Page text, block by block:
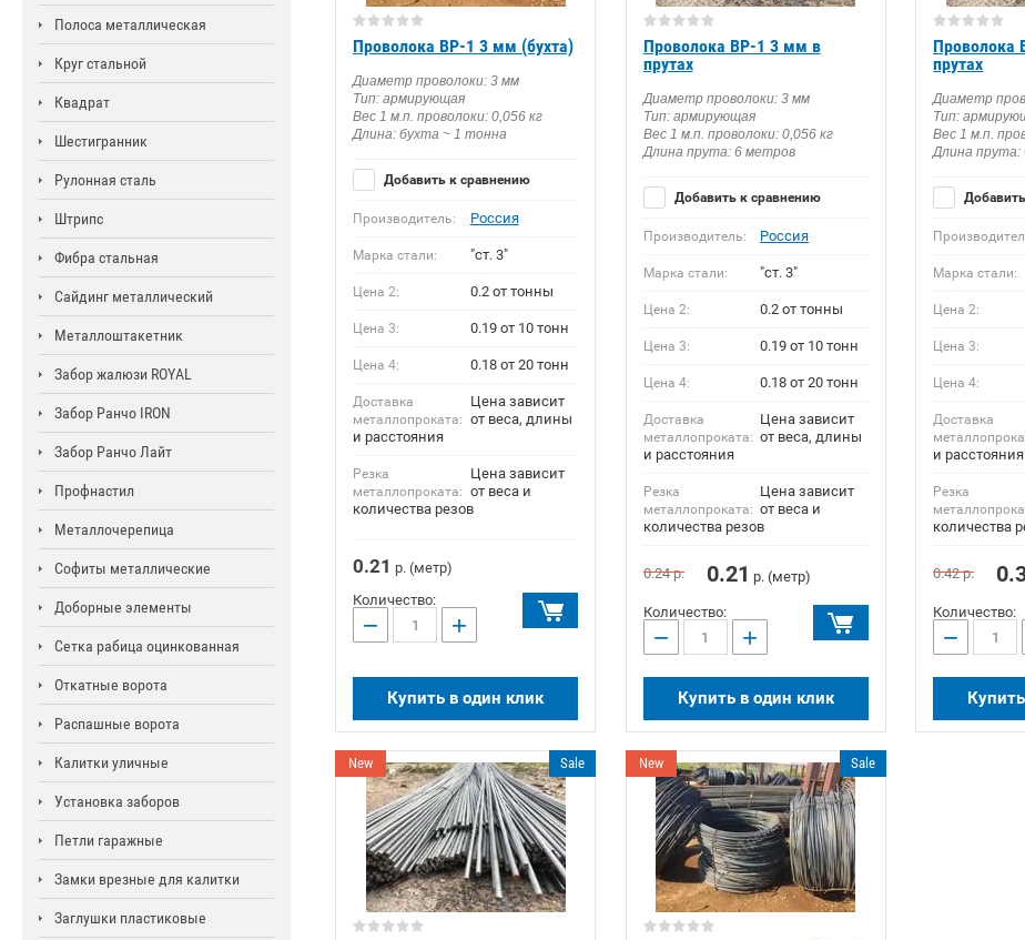
Полоса металлическая
Круг стальной
Квадрат
Шестигранник
Рулонная сталь
Штрипс
Фибра стальная
Сайдинг металлический
Металлоштакетник
Забор жалюзи ROYAL
Забор Ранчо IRON
Забор Ранчо Лайт
Профнастил
Металлочерепица
Софиты металлические
Доборные элементы
Сетка рабица оцинкованная
Откатные ворота
Распашные ворота
Калитки уличные
Установка заборов
Петли гаражные
Замки врезные для калитки
Заглушки пластиковые
Проволока ВР-1 3 мм (бухта)
Диаметр проволоки: 3 мм
Тип: армирующая
Вес 1 м.п. проволоки: 0,056 кг
Длина: бухта ~ 1 тонна
Добавить к сравнению
Производитель: Россия
Марка стали: "ст. 3"
Цена 2: 0.2 от тонны
Цена 3: 0.19 от 10 тонн
Цена 4: 0.18 от 20 тонн
Доставка
металлопроката:
Цена зависит
от веса, длины
и расстояния
Резка
металлопроката:
Цена зависит
от веса и
количества резов
0.21 р. (метр)
Количество:
− +
Купить в один клик
Проволока ВР-1 3 мм в
прутах
Диаметр проволоки: 3 мм
Тип: армирующая
Вес 1 м.п. проволоки: 0,056 кг
Длина прута: 6 метров
Добавить к сравнению
Производитель: Россия
Марка стали: "ст. 3"
Цена 2: 0.2 от тонны
Цена 3: 0.19 от 10 тонн
Цена 4: 0.18 от 20 тонн
Доставка
металлопроката:
Цена зависит
от веса, длины
и расстояния
Резка
металлопроката:
Цена зависит
от веса и
количества резов
0.24р. 0.21 р. (метр)
Количество:
− +
Купить в один клик
Проволока
прутах
Диаметр
Тип:
Вес 1 м.п.
Длина прута:
Марка стали:
Цена 2:
Цена 3:
Цена 4:
Доставка
и расстояния
Резка
количества
0.42р.
Количество:
−
New Sale New Sale